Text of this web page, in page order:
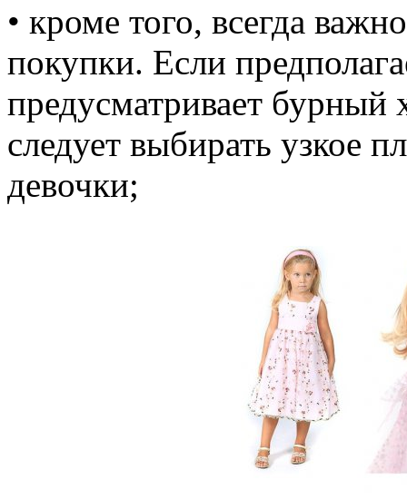
• кроме того, всегда
покупки. Если
предусматривает бурный
следует выбирать узкое
девочки;